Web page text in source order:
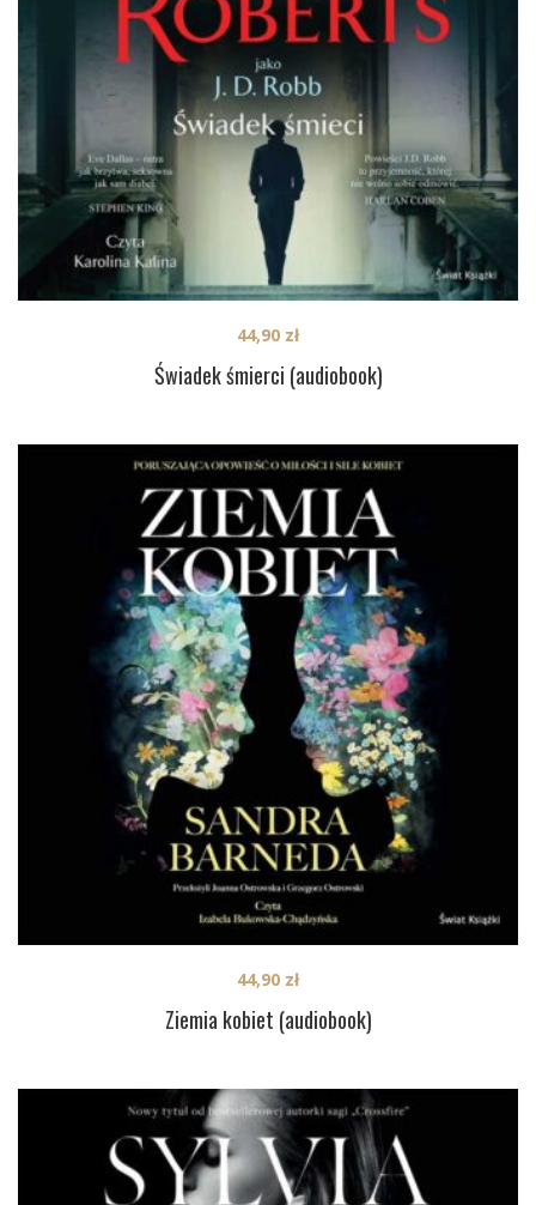
Świadek śmierci (audiobook)
44,90 zł
Ziemia kobiet (audiobook)
44,90 zł